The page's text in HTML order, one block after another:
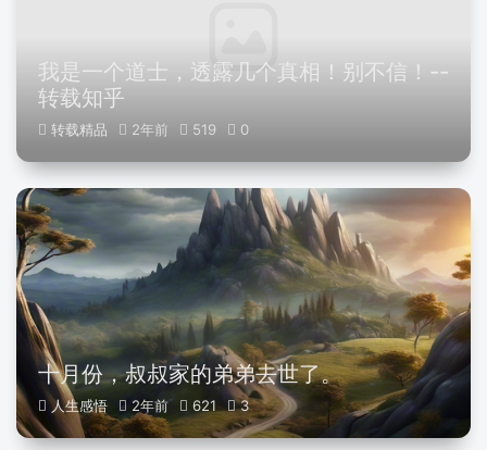
我是一个道士，透露几个真相！别不信！--
转载知乎
转载精品 2年前 519 0
十月份，叔叔家的弟弟去世了。
人生感悟 2年前 621 3